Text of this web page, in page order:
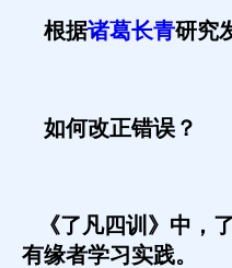
根据诸葛长青研究
如何改正错误？
《了凡四训》中，
有缘者学习实践。